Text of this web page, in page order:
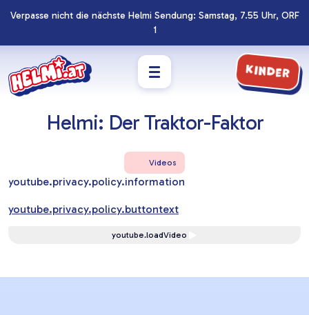
Navigation
Zum
Verpasse nicht die nächste Helmi Sendung: Samstag, 7.55 Uhr, ORF
1
Kinder
Helmi: Der Traktor-Faktor
Videos
youtube.privacy.policy.information
youtube.privacy.policy.buttontext
youtube.loadVideo